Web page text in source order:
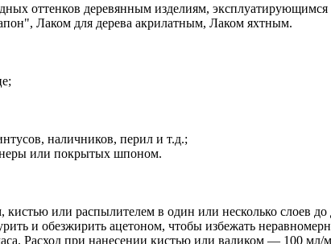
оттенков деревянным изделиям,
Лаком для дерева акрилатным, Лаком яхтным.
наличников, перил и т.д.;
или покрытых шпоном.
или распылителем в один или несколько слоeв
и обезжирить ацетоном, чтобы избежать
Расход при нанесении кистью или валиком — 100 мл/